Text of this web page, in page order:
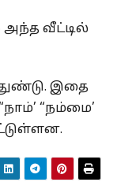
அந்த வீட்டில்
இதை
“நம்மை’